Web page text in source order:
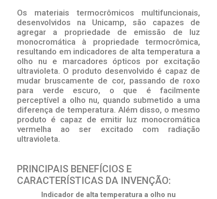
Os materiais termocrômicos multifuncionais,
desenvolvidos na Unicamp, são capazes de
agregar a propriedade de emissão de luz
monocromática à propriedade termocrômica,
resultando em indicadores de alta temperatura a
olho nu e marcadores ópticos por excitação
ultravioleta. O produto desenvolvido é capaz de
mudar bruscamente de cor, passando de roxo
para verde escuro, o que é facilmente
perceptível a olho nu, quando submetido a uma
diferença de temperatura. Além disso, o mesmo
produto é capaz de emitir luz monocromática
vermelha ao ser excitado com radiação
ultravioleta.
PRINCIPAIS BENEFÍCIOS E
CARACTERÍSTICAS DA INVENÇÃO:
Indicador de alta temperatura a olho nu